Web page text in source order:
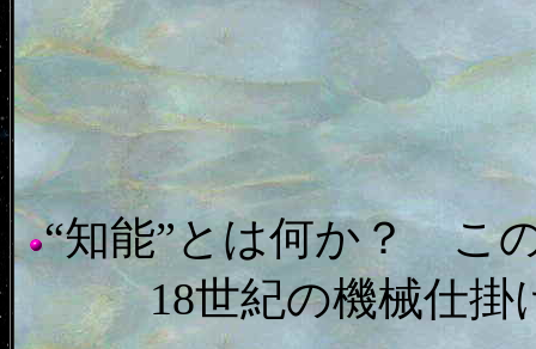
“知能”とは何か？ こ
18世紀の機械仕